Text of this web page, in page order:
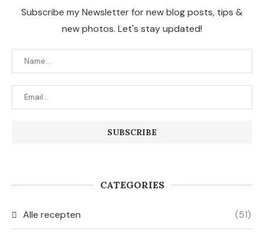
Subscribe my Newsletter for new blog posts, tips &
new photos. Let's stay updated!
CATEGORIES
Alle recepten (51)